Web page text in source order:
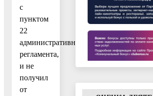
с
пунктом
22
административного
регламента,
и не
получил
от